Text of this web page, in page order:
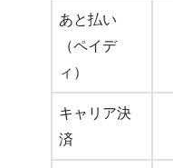
あと払い
（ペイデ
ィ）
キャリア決
済